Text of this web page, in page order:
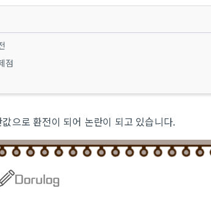
점
으로 환전이 되어 논란이 되고 있습니다.